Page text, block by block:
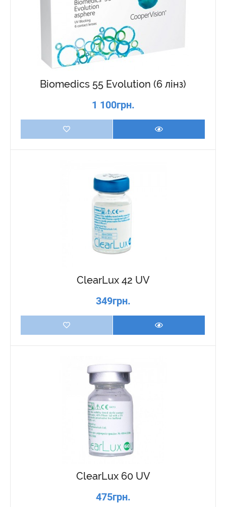
Biomedics 55 Evolution (6 лінз)
1 100грн.
ClearLux 42 UV
349грн.
ClearLux 60 UV
475грн.